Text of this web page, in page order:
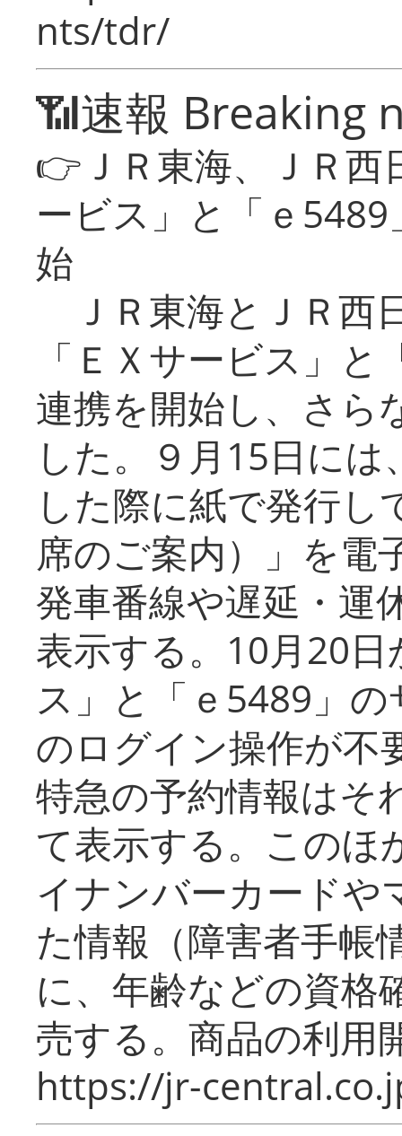
nts/tdr/
📶速報 Breaking
👉ＪＲ東海、ＪＲ
ービス」と「ｅ
始
ＪＲ東海とＪＲ西
「ＥＸサービス」
連携を開始し、さら
した。９月15日に
した際に紙で発行し
席のご案内）」を電
発車番線や遅延・運
表示する。10月20
ス」と「ｅ5489」
のログイン操作が不
特急の予約情報はそ
て表示する。このほ
イナンバーカードや
た情報（障害者手帳
に、年齢などの資格
売する。商品の利用
https://jr-